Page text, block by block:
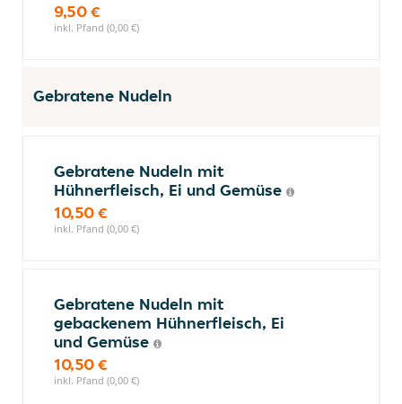
9,50 €
inkl. Pfand (0,00 €)
Gebratene Nudeln
Gebratene Nudeln mit
Hühnerfleisch, Ei und Gemüse
10,50 €
inkl. Pfand (0,00 €)
Gebratene Nudeln mit
gebackenem Hühnerfleisch, Ei
und Gemüse
10,50 €
inkl. Pfand (0,00 €)